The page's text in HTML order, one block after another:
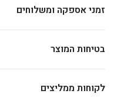
זמני אספקה ומשלוחים
בטיחות המוצר
לקוחות ממליצים